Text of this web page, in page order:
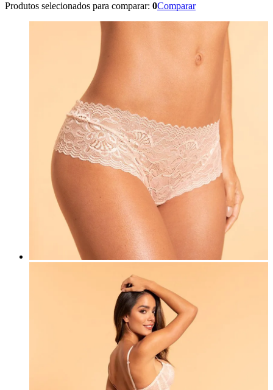
Produtos selecionados para comparar: 0Comparar